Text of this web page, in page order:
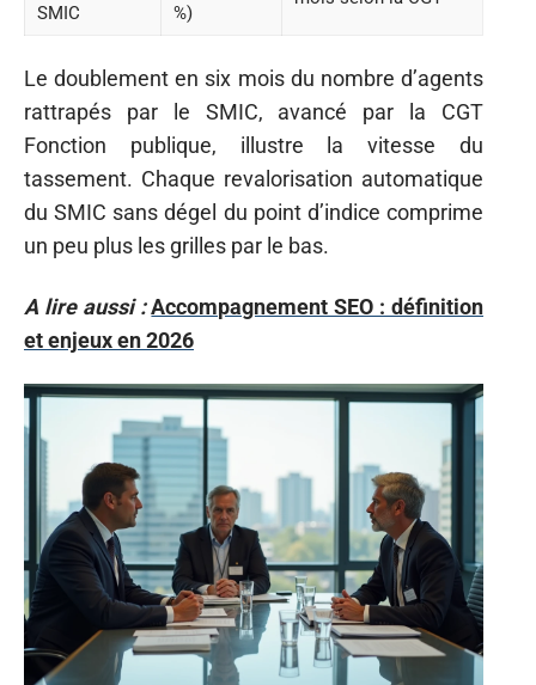
SMIC %)
Le doublement en six mois du nombre d’agents
rattrapés par le SMIC, avancé par la CGT
Fonction publique, illustre la vitesse du
tassement. Chaque revalorisation automatique
du SMIC sans dégel du point d’indice comprime
un peu plus les grilles par le bas.
A lire aussi : Accompagnement SEO : définition
et enjeux en 2026